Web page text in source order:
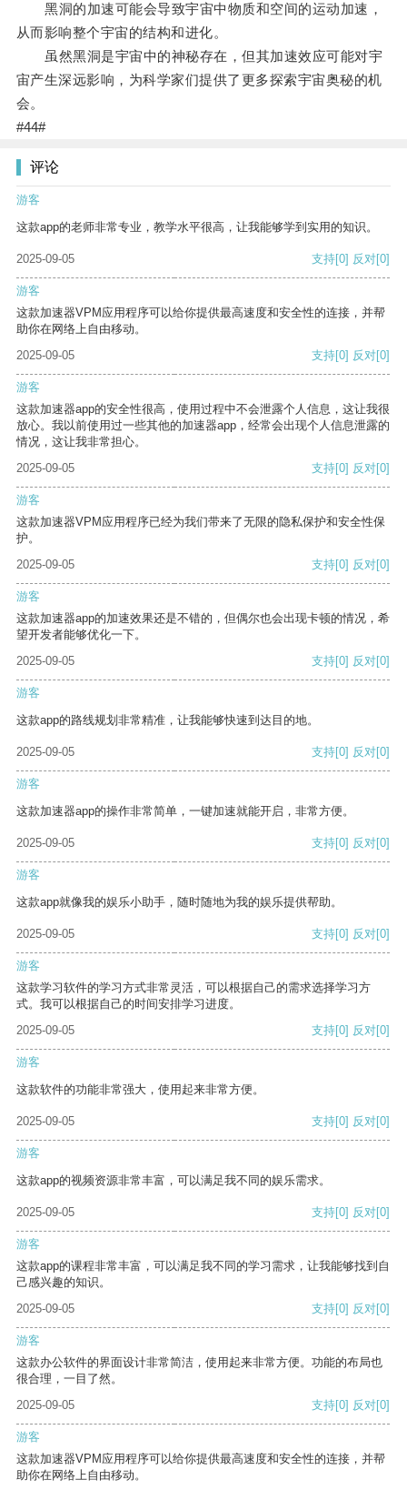
黑洞的加速可能会导致宇宙中物质和空间的运动加速，
从而影响整个宇宙的结构和进化。
虽然黑洞是宇宙中的神秘存在，但其加速效应可能对宇
宙产生深远影响，为科学家们提供了更多探索宇宙奥秘的机
会。
#44#
评论
游客
这款app的老师非常专业，教学水平很高，让我能够学到实用的知识。
2025-09-05 支持[0] 反对[0]
游客
这款加速器VPM应用程序可以给你提供最高速度和安全性的连接，并帮
助你在网络上自由移动。
2025-09-05
支持[0] 反对[0]
游客
这款加速器app的安全性很高，使用过程中不会泄露个人信息，这让我很
放心。我以前使用过一些其他的加速器app，经常会出现个人信息泄露的
情况，这让我非常担心。
2025-09-05
支持[0] 反对[0]
游客
这款加速器VPM应用程序已经为我们带来了无限的隐私保护和安全性保
护。
2025-09-05
支持[0] 反对[0]
游客
这款加速器app的加速效果还是不错的，但偶尔也会出现卡顿的情况，希
望开发者能够优化一下。
2025-09-05
支持[0] 反对[0]
游客
这款app的路线规划非常精准，让我能够快速到达目的地。
2025-09-05 支持[0] 反对[0]
游客
这款加速器app的操作非常简单，一键加速就能开启，非常方便。
2025-09-05 支持[0] 反对[0]
游客
这款app就像我的娱乐小助手，随时随地为我的娱乐提供帮助。
2025-09-05 支持[0] 反对[0]
游客
这款学习软件的学习方式非常灵活，可以根据自己的需求选择学习方
式。我可以根据自己的时间安排学习进度。
2025-09-05
支持[0] 反对[0]
游客
这款软件的功能非常强大，使用起来非常方便。
2025-09-05 支持[0] 反对[0]
游客
这款app的视频资源非常丰富，可以满足我不同的娱乐需求。
2025-09-05 支持[0] 反对[0]
游客
这款app的课程非常丰富，可以满足我不同的学习需求，让我能够找到自
己感兴趣的知识。
2025-09-05
支持[0] 反对[0]
游客
这款办公软件的界面设计非常简洁，使用起来非常方便。功能的布局也
很合理，一目了然。
2025-09-05
支持[0] 反对[0]
游客
这款加速器VPM应用程序可以给你提供最高速度和安全性的连接，并帮
助你在网络上自由移动。